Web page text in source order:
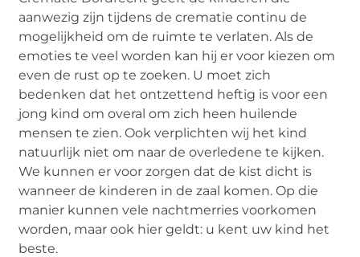
aanwezig zijn tijdens de crematie continu de
mogelijkheid om de ruimte te verlaten. Als de
emoties te veel worden kan hij er voor kiezen om
even de rust op te zoeken. U moet zich
bedenken dat het ontzettend heftig is voor een
jong kind om overal om zich heen huilende
mensen te zien. Ook verplichten wij het kind
natuurlijk niet om naar de overledene te kijken.
We kunnen er voor zorgen dat de kist dicht is
wanneer de kinderen in de zaal komen. Op die
manier kunnen vele nachtmerries voorkomen
worden, maar ook hier geldt: u kent uw kind het
beste.